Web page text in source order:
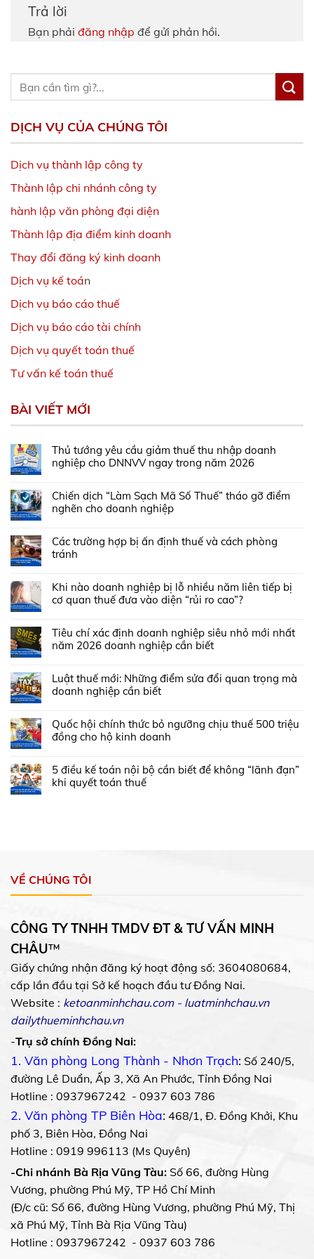
Trả lời
Bạn phải đăng nhập để gửi phản hồi.
DỊCH VỤ CỦA CHÚNG TÔI
Dịch vụ thành lập công ty
Thành lập chi nhánh công ty
hành lập văn phòng đại diện
Thành lập địa điểm kinh doanh
Thay đổi đăng ký kinh doanh
Dịch vụ kế toán
Dịch vụ báo cáo thuế
Dịch vụ báo cáo tài chính
Dịch vụ quyết toán thuế
Tư vấn kế toán thuế
BÀI VIẾT MỚI
Thủ tướng yêu cầu giảm thuế thu nhập doanh
nghiệp cho DNNVV ngay trong năm 2026
Chiến dịch “Làm Sạch Mã Số Thuế” tháo gỡ điểm
nghẽn cho doanh nghiệp
Các trường hợp bị ấn định thuế và cách phòng
tránh
Khi nào doanh nghiệp bị lỗ nhiều năm liên tiếp bị
cơ quan thuế đưa vào diện “rủi ro cao”?
Tiêu chí xác định doanh nghiệp siêu nhỏ mới nhất
năm 2026 doanh nghiệp cần biết
Luật thuế mới: Những điểm sửa đổi quan trọng mà
doanh nghiệp cần biết
Quốc hội chính thức bỏ ngưỡng chịu thuế 500 triệu
đồng cho hộ kinh doanh
5 điều kế toán nội bộ cần biết để không “lãnh đạn”
khi quyết toán thuế
VỀ CHÚNG TÔI
CÔNG TY TNHH TMDV ĐT & TƯ VẤN MINH
CHÂU™
Giấy chứng nhận đăng ký hoạt động số: 3604080684,
cấp lần đầu tại Sở kế hoạch đầu tư Đồng Nai.
Website : ketoanminhchau.com- luatminhchau.vn
dailythueminhchau.vn
-Trụ sở chính Đồng Nai:
1. Văn phòng Long Thành - Nhơn Trạch: Số 240/5,
đường Lê Duẩn, Ấp 3, Xã An Phước, Tỉnh Đồng Nai
Hotline : 0937967242 - 0937 603 786
2. Văn phòng TP Biên Hòa: 468/1, Đ. Đồng Khởi, Khu
phố 3, Biên Hòa, Đồng Nai
Hotline : 0919 996113 (Ms Quyên)
-Chi nhánh Bà Rịa Vũng Tàu: Số 66, đường Hùng
Vương, phường Phú Mỹ, TP Hồ Chí Minh
(Đ/c cũ: Số 66, đường Hùng Vương, phường Phú Mỹ, Thị
xã Phú Mỹ, Tỉnh Bà Rịa Vũng Tàu)
Hotline : 0937967242 - 0937 603 786